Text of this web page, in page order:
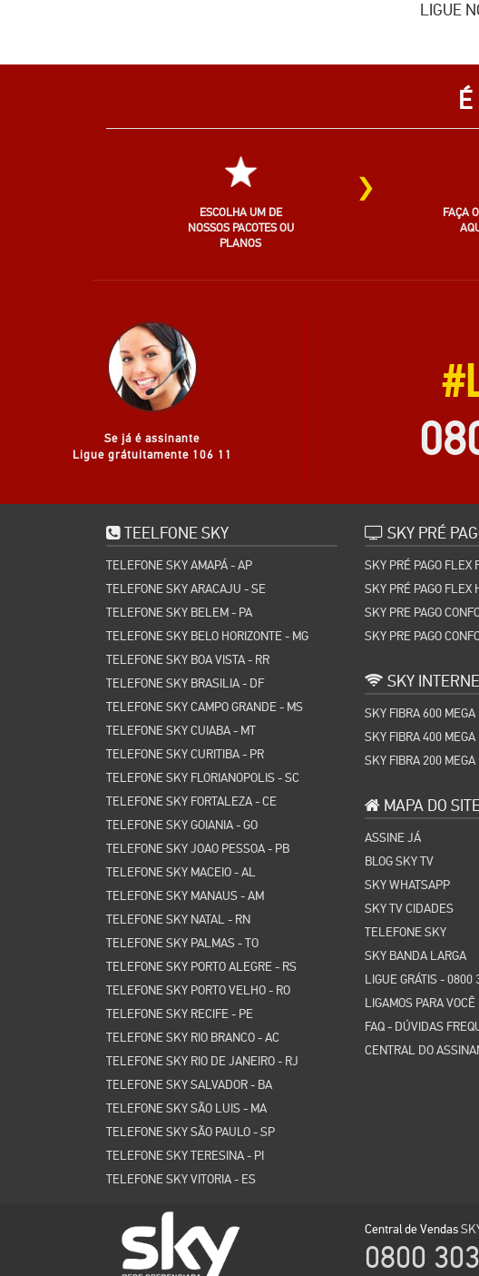
LIGUE
ESCOLHA UM DE
NOSSOS PACOTES OU
PLANOS
›
FAÇA
Se já é assinante
Ligue grátuitamente 106 11
TEELFONE SKY
TELEFONE SKY AMAPÁ - AP
TELEFONE SKY ARACAJU - SE
TELEFONE SKY BELEM - PA
TELEFONE SKY BELO HORIZONTE - MG
TELEFONE SKY BOA VISTA - RR
TELEFONE SKY BRASILIA - DF
TELEFONE SKY CAMPO GRANDE - MS
TELEFONE SKY CUIABA - MT
TELEFONE SKY CURITIBA - PR
TELEFONE SKY FLORIANOPOLIS - SC
TELEFONE SKY FORTALEZA - CE
TELEFONE SKY GOIANIA - GO
TELEFONE SKY JOAO PESSOA - PB
TELEFONE SKY MACEIO - AL
TELEFONE SKY MANAUS - AM
TELEFONE SKY NATAL - RN
TELEFONE SKY PALMAS - TO
TELEFONE SKY PORTO ALEGRE - RS
TELEFONE SKY PORTO VELHO - RO
TELEFONE SKY RECIFE - PE
TELEFONE SKY RIO BRANCO - AC
TELEFONE SKY RIO DE JANEIRO - RJ
TELEFONE SKY SALVADOR - BA
TELEFONE SKY SÃO LUIS - MA
TELEFONE SKY SÃO PAULO - SP
TELEFONE SKY TERESINA - PI
TELEFONE SKY VITORIA - ES
SKY PRÉ
SKY PRÉ PAGO FLEX
SKY PRÉ PAGO FLEX
SKY PRE PAGO
SKY PRE PAGO
SKY
SKY FIBRA 600 MEGA
SKY FIBRA 400 MEGA
SKY FIBRA 200 MEGA
MAPA DO
ASSINE JÁ
BLOG SKY TV
SKY WHATSAPP
SKY TV CIDADES
TELEFONE SKY
SKY BANDA LARGA
LIGUE GRÁTIS - 0800
LIGAMOS PARA VOCÊ
FAQ - DÚVIDAS
CENTRAL DO
Central de Vendas
0800